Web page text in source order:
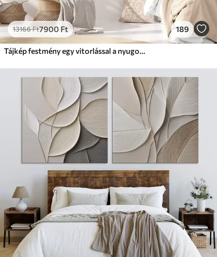
13166Ft7900 Ft 189
Tájkép festmény egy vitorlással a nyugodt tengeren, narancssárga és sárga égbolt, távoli hegyek